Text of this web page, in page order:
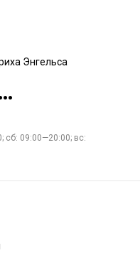
Энгельса
сб: 09:00—20:00; вс: